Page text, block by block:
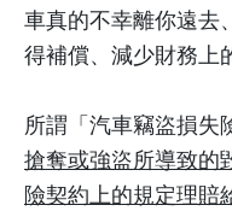
車真的不幸離你遠去
得補償、減少財務上
所謂「汽車竊盜損失
搶奪或強盜所導致的
險契約上的規定理賠